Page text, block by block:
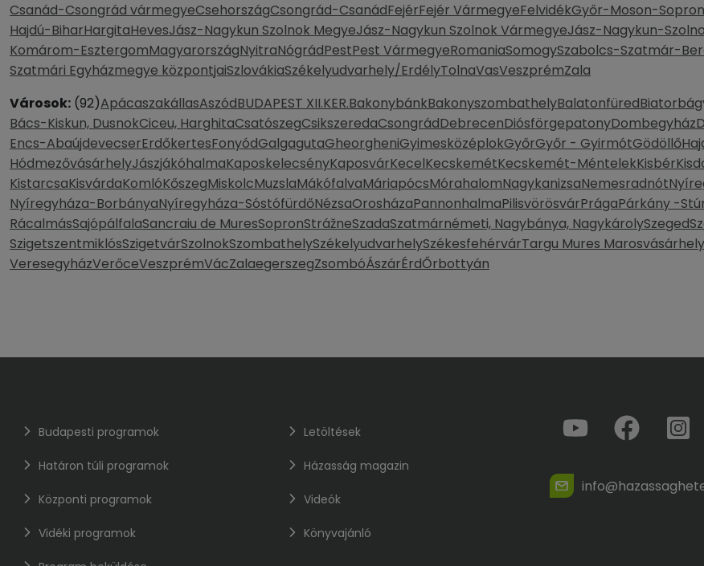
Csanád-Csongrád vármegyeCsehországCsongrád-CsanádFejérFejér VármegyeFelvidékGyőr-Moson-Sopron
Hajdú-BiharHargitaHevesJász-Nagykun Szolnok MegyeJász-Nagykun Szolnok VármegyeJász-Nagykun-
Komárom-EsztergomMagyarországNyitraNógrádPestPest VármegyeRomaniaSomogySzabolcs-Szatmár-
Szatmári Egyházmegye központjaiSzlovákiaSzékelyudvarhely/ErdélyTolnaVasVeszprémZala
Városok: (92)ApácaszakállasAszódBUDAPEST XII.KER.BakonybánkBakonyszombathelyBalatonfüred
Bács-Kiskun, DusnokCiceu, HarghitaCsatószegCsikszeredaCsongrádDebrecenDiósförgepatonyDombegyház
Encs-AbaújdevecserErdőkertesFonyódGalgagutaGheorgheniGyimesközéplokGyőrGyőr - GyirmótGödöllő
HódmezővásárhelyJászjákóhalmaKaposkelecsényKaposvárKecelKecskemétKecskemét-MéntelekKisbér
KistarcsaKisvárdaKomlóKőszegMiskolcMuzslaMákófalvaMáriapócsMórahalomNagykanizsaNemesradnót
Nyíregyháza-BorbányaNyíregyháza-SóstófürdőNézsaOrosházaPannonhalmaPilisvörösvárPrágaPárkány -
RácalmásSajópálfalaSancraiu de MuresSopronStrážneSzadaSzatmárnémeti, Nagybánya, NagykárolySzeged
SzigetszentmiklósSzigetvárSzolnokSzombathelySzékelyudvarhelySzékesfehérvárTargu Mures Marosvásárhely
VeresegyházVerőceVeszprémVácZalaegerszegZsombóÁszárÉrdŐrbottyán
Budapesti programok
Határon túli programok
Központi programok
Vidéki programok
Letöltések
Házasság magazin
Videók
Könyvajánló